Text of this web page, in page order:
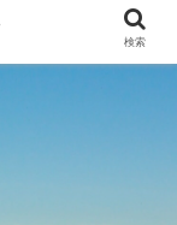
検索